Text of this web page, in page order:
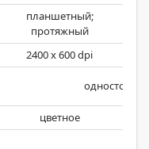
планшетный;
протяжный
2400 х 600 dpi
цветное